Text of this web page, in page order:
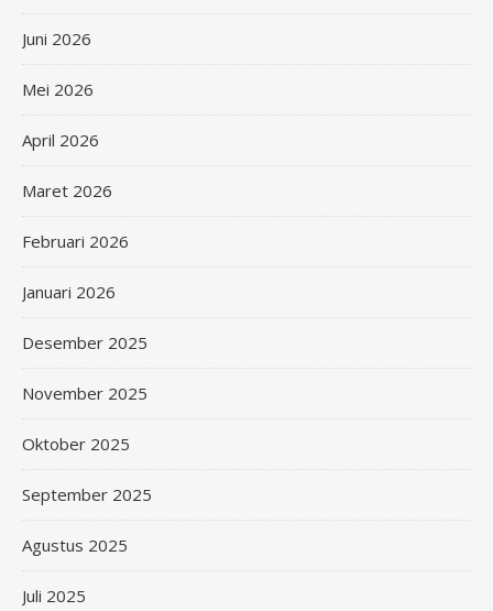
Juni 2026
Mei 2026
April 2026
Maret 2026
Februari 2026
Januari 2026
Desember 2025
November 2025
Oktober 2025
September 2025
Agustus 2025
Juli 2025